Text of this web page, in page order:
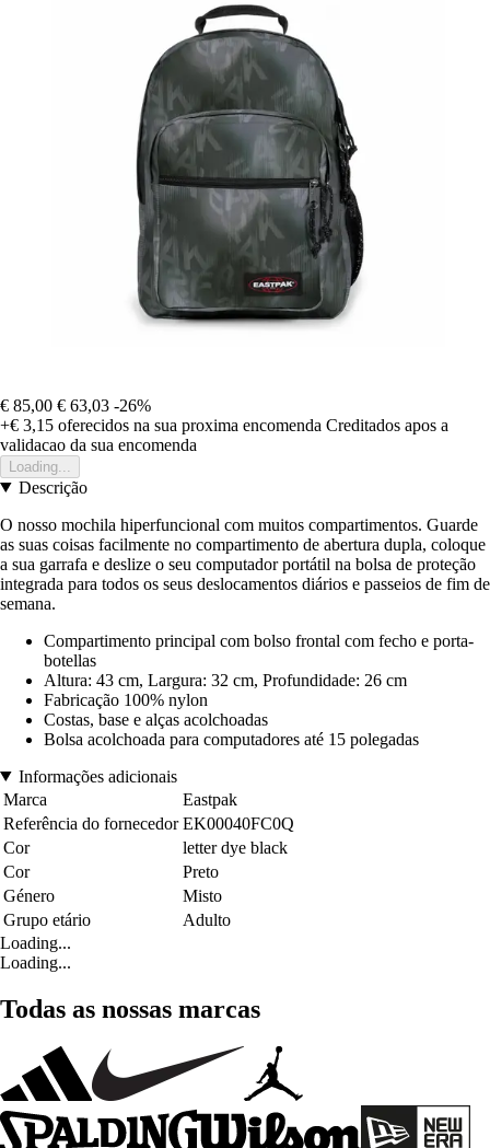
€ 85,00 € 63,03 -26%
+€ 3,15 oferecidos na sua proxima encomenda Creditados apos a
validacao da sua encomenda
Loading...
Descrição
O nosso mochila hiperfuncional com muitos compartimentos. Guarde
as suas coisas facilmente no compartimento de abertura dupla, coloque
a sua garrafa e deslize o seu computador portátil na bolsa de proteção
integrada para todos os seus deslocamentos diários e passeios de fim de
semana.
Compartimento principal com bolso frontal com fecho e porta-
botellas
Altura: 43 cm, Largura: 32 cm, Profundidade: 26 cm
Fabricação 100% nylon
Costas, base e alças acolchoadas
Bolsa acolchoada para computadores até 15 polegadas
Informações adicionais
Marca
Eastpak
Referência do fornecedor EK00040FC0Q
Cor
letter dye black
Cor
Preto
Género
Misto
Grupo etário
Adulto
Loading...
Loading...
Todas as nossas marcas